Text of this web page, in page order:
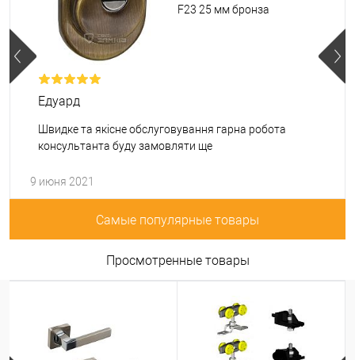
F23 25 мм бронза
Едуард
Швидке та якісне обслуговування гарна робота
консультанта буду замовляти ще
9 июня 2021
Самые популярные товары
Просмотренные товары